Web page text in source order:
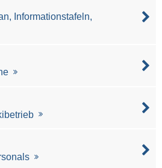
Informationstafeln,